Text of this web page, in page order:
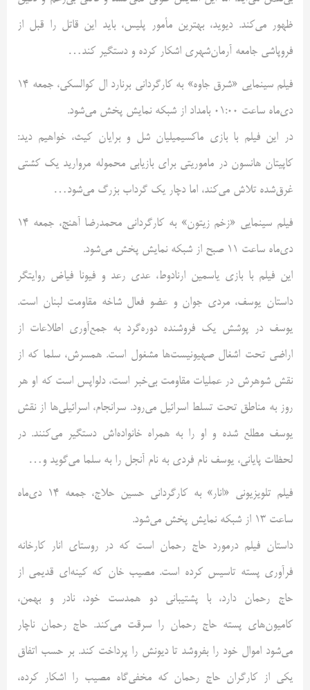
ظهور می‌کند. دیوید، بهترین مأمور پلیس، باید این قاتل را قبل از
فروپاشی جامعه آرمان‌شهری اشکار کرده و دستگیر کند…
فیلم سینمایی «شرق جاوه» به کارگردانی برنارد ال کوالسکی، جمعه 14
دی‌ماه ساعت 01:00 بامداد از شبکه نمایش پخش می‌شود.
در این فیلم با بازی ماکسیمیلیان شل و برایان کیث، خواهیم دید:
کاپیتان هانسون در ماموریتی برای بازیابی محموله مروارید یک کشتی
غرق‌شده تلاش می‌کند، اما دچار یک گرداب بزرگ می‌شود…
فیلم سینمایی «زخم زیتون» به کارگردانی محمدرضا آهنج، جمعه 14
دی‌ماه ساعت 11 صبح از شبکه نمایش پخش می‌شود.
این فیلم با بازی یاسمین ارنادوط، عدی رعد و فیونا فیاض روایتگر
داستان یوسف، مردی جوان و عضو فعال شاخه مقاومت لبنان است.
یوسف در پوشش یک فروشنده دوره‌گرد به جمع‌آوری اطلاعات از
اراضی تحت اشغال صهیونیست‌ها مشغول است. همسرش، سلما که از
نقش شوهرش در عملیات مقاومت بی‌خبر است، دلواپس است که او هر
روز به مناطق تحت تسلط اسرائیل می‌رود. سرانجام، اسرائیلی‌ها از نقش
یوسف مطلع شده و او را به همراه خانواده‌اش دستگیر می‌کنند. در
لحظات پایانی، یوسف نام فردی به نام آنجل را به سلما می‌گوید و…
فیلم تلویزیونی «انار» به کارگردانی حسین حلاج، جمعه 14 دی‌ماه
ساعت 13 از شبکه نمایش پخش می‌شود.
داستان فیلم درمورد حاج رحمان است که در روستای انار کارخانه
فرآوری پسته تاسیس کرده است. مصیب خان که کینه‌ای قدیمی از
حاج رحمان دارد، با پشتیبانی دو همدست خود، نادر و بهمن،
کامیون‌های پسته حاج رحمان را سرقت می‌کند. حاج رحمان ناچار
می‌شود اموال خود را بفروشد تا دیونش را پرداخت کند. بر حسب اتفاق
یکی از کارگران حاج رحمان که مخفی‌گاه مصیب را اشکار کرده،